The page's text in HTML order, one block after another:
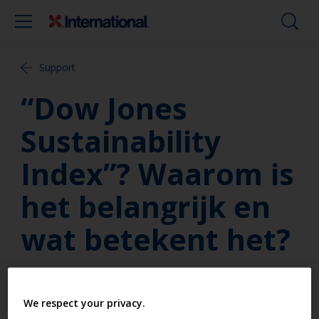
Support
“Dow Jones
Sustainability
Index”? Waarom is
het belangrijk en
wat betekent het?
algemeen beschouwd wordt als één van s'werelds
We respect your privacy.